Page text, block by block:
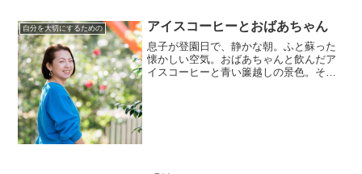
自分を大切にするための アイスコーヒーとおばあちゃん
息子が登園日で、静かな朝。ふと蘇った
懐かしい空気。おばあちゃんと飲んだア
イスコーヒーと青い簾越しの景色。そん